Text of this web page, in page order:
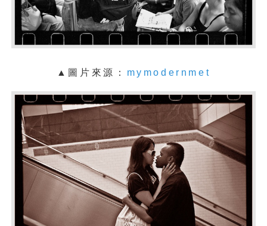
▲圖片來源： mymodernmet